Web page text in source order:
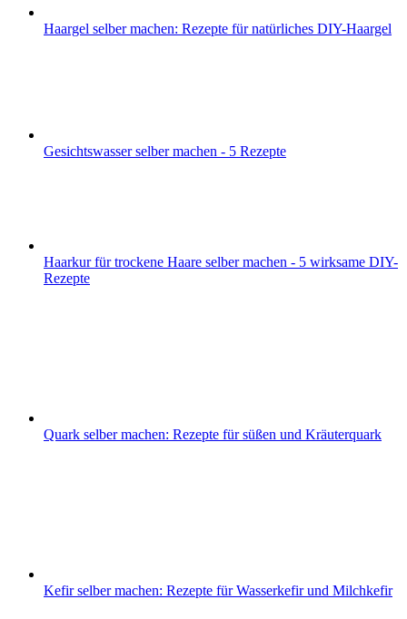
Haargel selber machen: Rezepte für natürliches DIY-Haargel
Gesichtswasser selber machen - 5 Rezepte
Haarkur für trockene Haare selber machen - 5 wirksame DIY-
Rezepte
Quark selber machen: Rezepte für süßen und Kräuterquark
Kefir selber machen: Rezepte für Wasserkefir und Milchkefir